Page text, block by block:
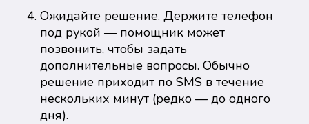
Ожидайте решение. Держите телефон
под рукой — помощник может
позвонить, чтобы задать
дополнительные вопросы. Обычно
решение приходит по SMS в течение
нескольких минут (редко — до одного
дня).